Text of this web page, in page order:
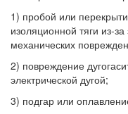
1) пробой или
изоляционной тяги из-
механических
2) повреждение
электрической дугой;
3) подгар или